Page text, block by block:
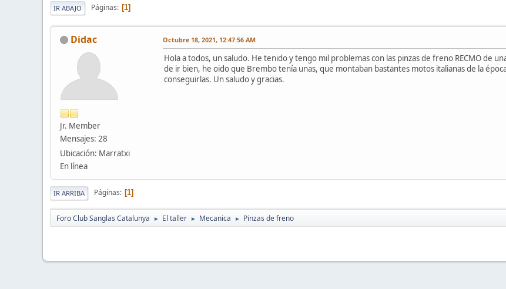
IR ABAJO Páginas 1
Didac
Jr. Member
Mensajes: 28
Ubicación: Marratxi
En línea
Octubre 18, 2021, 12:47:56 AM
Hola a todos, un saludo. He tenido y tengo mil problemas con las pinzas de freno RECMO de
de ir bien, he oido que Brembo tenía unas, que montaban bastantes motos italianas de la
conseguirlas. Un saludo y gracias.
IR ARRIBA Páginas 1
Foro Club Sanglas Catalunya ► El taller ► Mecanica ► Pinzas de freno